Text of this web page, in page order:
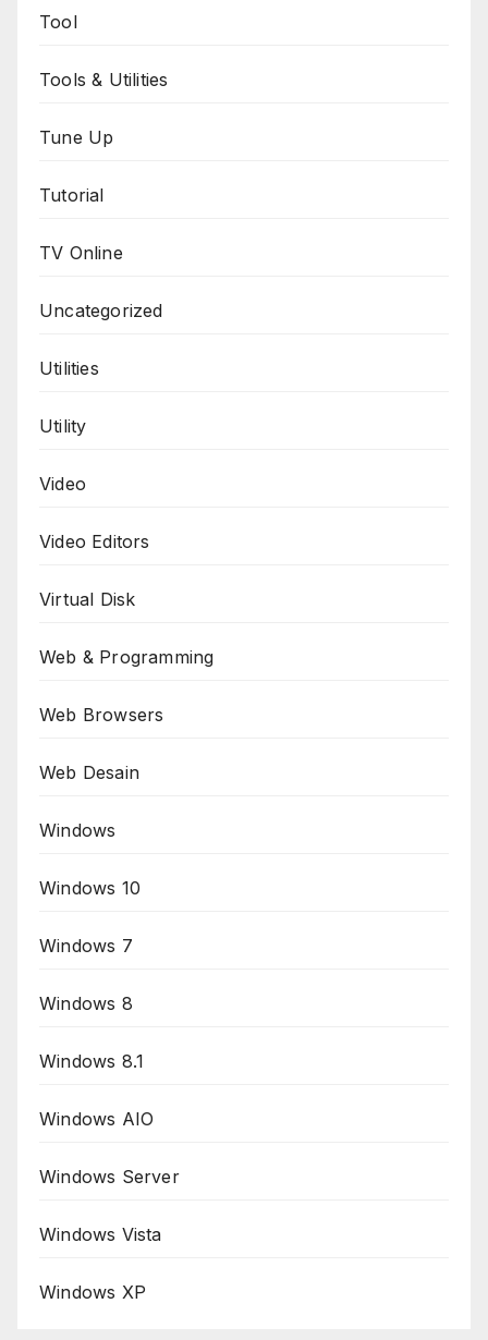
Tool
Tools & Utilities
Tune Up
Tutorial
TV Online
Uncategorized
Utilities
Utility
Video
Video Editors
Virtual Disk
Web & Programming
Web Browsers
Web Desain
Windows
Windows 10
Windows 7
Windows 8
Windows 8.1
Windows AIO
Windows Server
Windows Vista
Windows XP